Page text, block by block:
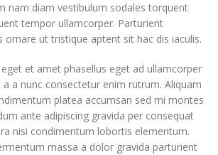
nam diam vestibulum sodales torquent
tempor ullamcorper. Parturient
ornare ut tristique aptent sit hac dis iaculis.
et amet phasellus eget ad ullamcorper
a nunc consectetur enim rutrum. Aliquam
platea accumsan sed mi montes
ante adipiscing gravida per consequat
nisi condimentum lobortis elementum.
massa a dolor gravida parturient